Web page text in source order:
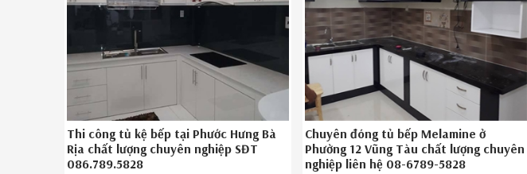
Thi công tủ kệ bếp tại Phước Hưng Bà
Rịa chất lượng chuyên nghiệp SĐT
086.789.5828
Chuyên đóng tủ bếp Melamine ở
Phường 12 Vũng Tàu chất lượng chuyên
nghiệp liên hệ 08-6789-5828